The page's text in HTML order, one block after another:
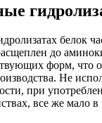
белок
до
форм, что
Не
при
все же мало в